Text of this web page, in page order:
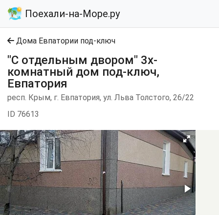
Поехали-на-Море.ру
Дома Евпатории под-ключ
"С отдельным двором" 3х-
комнатный дом под-ключ,
Евпатория
респ. Крым, г. Евпатория, ул. Льва Толстого, 26/22
ID 76613